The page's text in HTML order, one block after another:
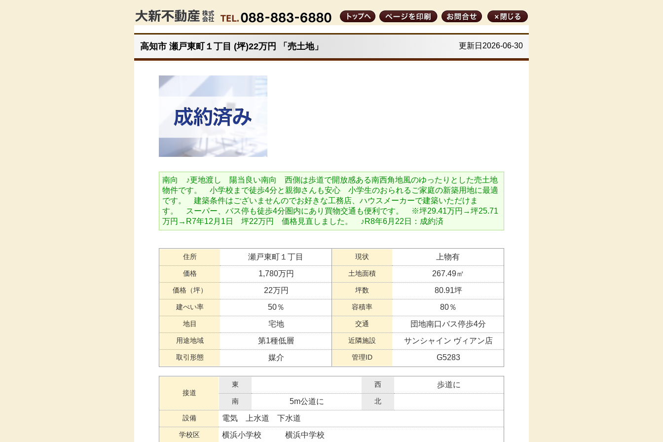
高知市 瀬戸東町１丁目 (坪)22万円 「売土地」 更新日2026-06-30
南向 ♪更地渡し 陽当良い南向 西側は歩道で開放感ある南西角地風のゆったりとした売土地
物件です。 小学校まで徒歩4分と親御さんも安心 小学生のおられるご家庭の新築用地に最適
です。 建築条件はございませんのでお好きな工務店、ハウスメーカーで建築いただけま
す。 スーパー、バス停も徒歩4分圏内にあり買物交通も便利です。 ※坪29.41万円→坪25.71
万円→R7年12月1日 坪22万円 価格見直しました。 ♪R8年6月22日：成約済
住所 瀬戸東町１丁目 現状 上物有
価格 1,780万円 土地面積 267.49㎡
価格（坪） 22万円 坪数 80.91坪
建ぺい率 50％ 容積率 80％
地目 宅地 交通 団地南口バス停歩4分
用途地域 第1種低層 近隣施設 サンシャイン ヴィアン店
取引形態 媒介 管理ID G5283
接道
東 西 歩道に
南 5m公道に 北
設備 電気 上水道 下水道
学校区 横浜小学校 横浜中学校